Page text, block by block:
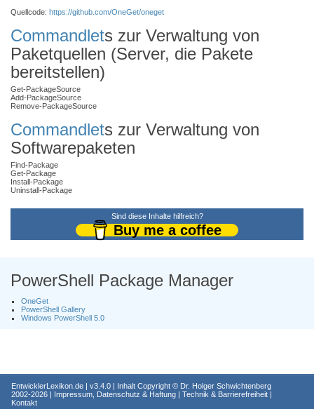
Quellcode: https://github.com/OneGet/oneget
Commandlets zur Verwaltung von
Paketquellen (Server, die Pakete
bereitstellen)
Get-PackageSource
Add-PackageSource
Remove-PackageSource
Commandlets zur Verwaltung von
Softwarepaketen
Find-Package
Get-Package
Install-Package
Uninstall-Package
Sind diese Inhalte hilfreich?
Buy me a coffee
PowerShell Package Manager
OneGet
PowerShell Gallery
Windows PowerShell 5.0
EntwicklerLexikon.de | v3.4.0 | Inhalt Copyright © Dr. Holger Schwichtenberg
2002-2026 | Impressum, Datenschutz & Haftung | Technik & Barrierefreiheit |
Kontakt